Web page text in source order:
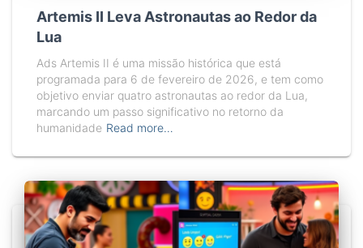
Artemis II Leva Astronautas ao Redor da
Lua
Ads Artemis II é uma missão histórica que está
programada para 6 de fevereiro de 2026, e tem como
objetivo enviar quatro astronautas ao redor da Lua,
marcando um passo significativo no retorno da
humanidade Read more…